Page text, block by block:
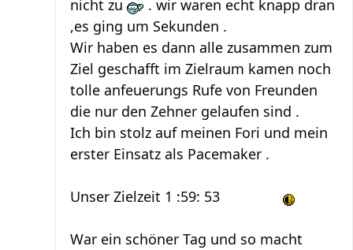
nicht zu
. wir waren echt knapp dran
,es ging um Sekunden .
Wir haben es dann alle zusammen zum
Ziel geschafft im Zielraum kamen noch
tolle anfeuerungs Rufe von Freunden
die nur den Zehner gelaufen sind .
Ich bin stolz auf meinen Fori und mein
erster Einsatz als Pacemaker .
Unser Zielzeit 1 :59: 53
War ein schöner Tag und so macht